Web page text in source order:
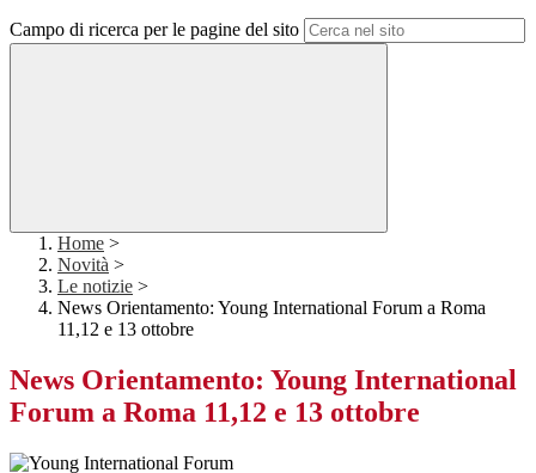
Campo di ricerca per le pagine del sito
Home >
Novità >
Le notizie >
News Orientamento: Young International Forum a Roma
11,12 e 13 ottobre
News Orientamento: Young International
Forum a Roma 11,12 e 13 ottobre